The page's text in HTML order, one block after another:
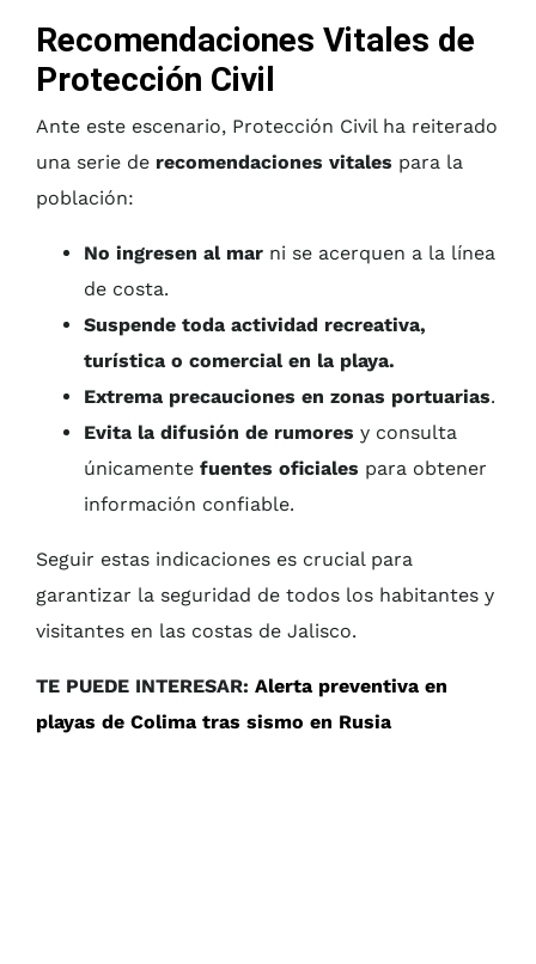
Recomendaciones Vitales de
Protección Civil
Ante este escenario, Protección Civil ha reiterado
una serie de recomendaciones vitales para la
población:
No ingresen al mar ni se acerquen a la línea
de costa.
Suspende toda actividad recreativa,
turística o comercial en la playa.
Extrema precauciones en zonas portuarias.
Evita la difusión de rumores y consulta
únicamente fuentes oficiales para obtener
información confiable.
Seguir estas indicaciones es crucial para
garantizar la seguridad de todos los habitantes y
visitantes en las costas de Jalisco.
TE PUEDE INTERESAR: Alerta preventiva en
playas de Colima tras sismo en Rusia